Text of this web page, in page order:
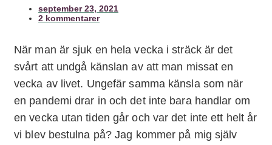
september 23, 2021
2 kommentarer
När man är sjuk en hela vecka i sträck är det
svårt att undgå känslan av att man missat en
vecka av livet. Ungefär samma känsla som när
en pandemi drar in och det inte bara handlar om
en vecka utan tiden går och var det inte ett helt år
vi blev bestulna på? Jag kommer på mig själv